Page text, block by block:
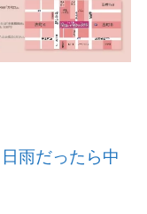
雨だったら中